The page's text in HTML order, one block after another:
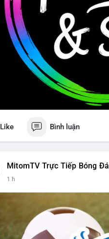
Like Bình luận
MitomTV Trực Tiếp Bóng Đá
1 h